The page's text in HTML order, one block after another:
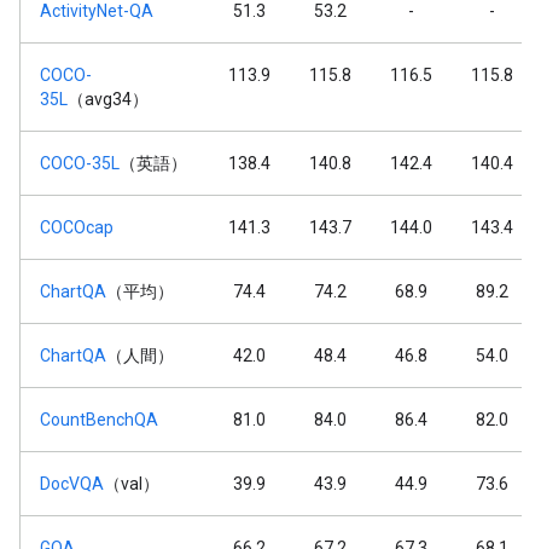
ActivityNet-QA 51.3 53.2 - -
COCO-
35L （avg34）
113.9 115.8 116.5 115.8
COCO-35L （英語） 138.4 140.8 142.4 140.4
COCOcap 141.3 143.7 144.0 143.4
ChartQA （平均） 74.4 74.2 68.9 89.2
ChartQA （人間） 42.0 48.4 46.8 54.0
CountBenchQA 81.0 84.0 86.4 82.0
DocVQA （val） 39.9 43.9 44.9 73.6